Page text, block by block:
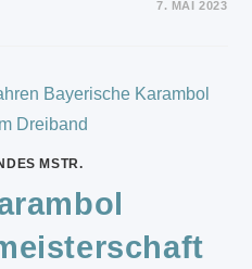
7. MAI 2023
MSTR.